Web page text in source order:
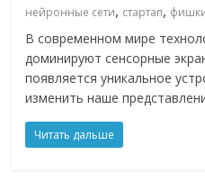
нейронные сети, стартап,
В современном мире
доминируют сенсорные
появляется уникальное
изменить наше
Читать дальше